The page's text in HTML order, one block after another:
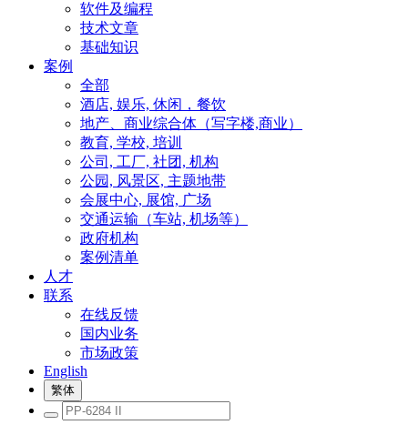
软件及编程
技术文章
基础知识
案例
全部
酒店, 娱乐, 休闲，餐饮
地产、商业综合体（写字楼,商业）
教育, 学校, 培训
公司, 工厂, 社团, 机构
公园, 风景区, 主题地带
会展中心, 展馆, 广场
交通运输（车站, 机场等）
政府机构
案例清单
人才
联系
在线反馈
国内业务
市场政策
English
繁体